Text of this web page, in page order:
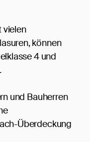
vielen
können
4 und
und Bauherren
Überdeckung